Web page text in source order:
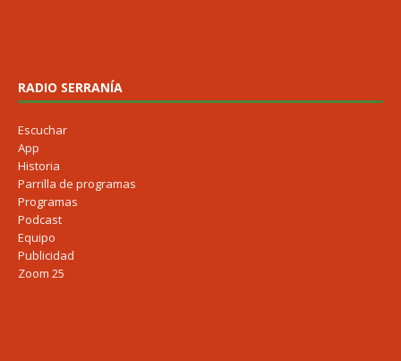
RADIO SERRANÍA
Escuchar
App
Historia
Parrilla de programas
Programas
Podcast
Equipo
Publicidad
Zoom 25